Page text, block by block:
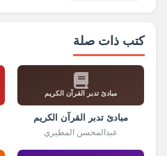
كتب ذات صلة
مبادئ تدبر القرآن الكريم
مبادئ تدبر القرآن الكريم
عبدالمحسن المطيري